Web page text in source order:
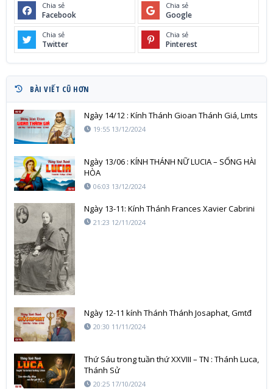
Chia sẻ
Facebook
Chia sẻ
Google
Chia sẻ
Twitter
Chia sẻ
Pinterest
BÀI VIẾT CŨ HƠN
Ngày 14/12 : Kính Thánh Gioan Thánh Giá, Lmts
19:55 13/12/2024
Ngày 13/06 : KÍNH THÁNH NỮ LUCIA – SỐNG HÀI
HÒA
06:03 13/12/2024
Ngày 13-11: Kính Thánh Frances Xavier Cabrini
21:23 12/11/2024
Ngày 12-11 kính Thánh Thánh Josaphat, Gmtđ
20:30 11/11/2024
Thứ Sáu trong tuần thứ XXVIII – TN : Thánh Luca,
Thánh Sử
20:25 17/10/2024